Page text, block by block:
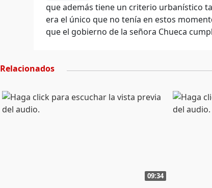
que además tiene un criterio urbanístico
era el único que no tenía en estos
que el gobierno de la señora Chueca
Relacionados
09:34